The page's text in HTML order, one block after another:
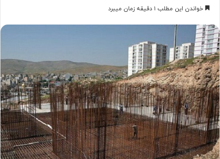
خواندن این مطلب ۱ دقیقه زمان میبرد